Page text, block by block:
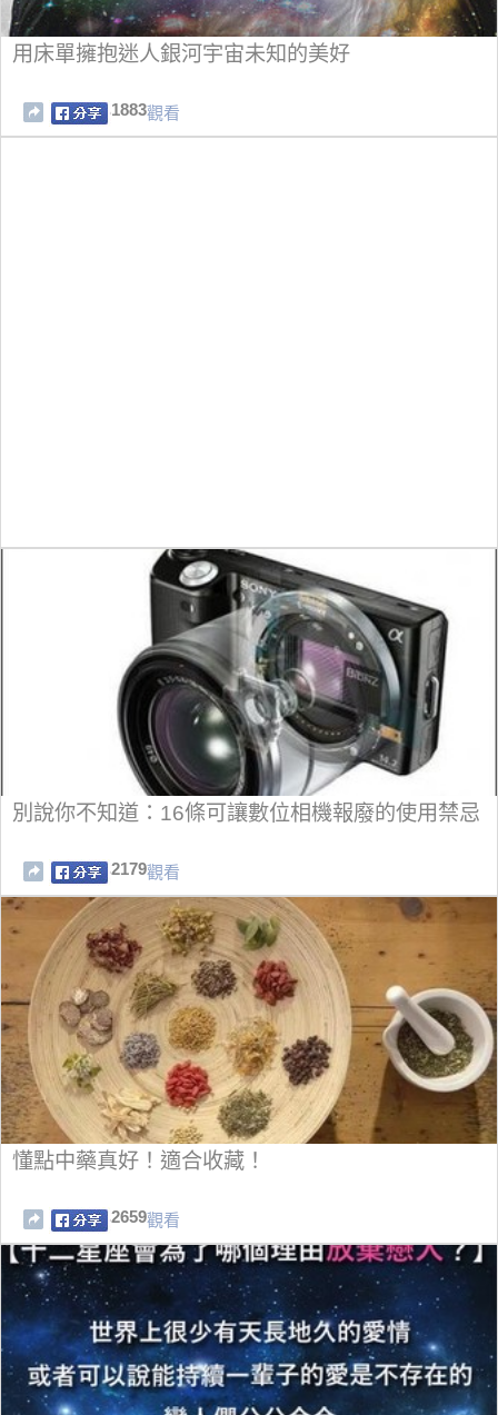
用床單擁抱迷人銀河宇宙未知的美好
1883觀看
別說你不知道：16條可讓數位相機報廢的使用禁忌
2179觀看
懂點中藥真好！適合收藏！
2659觀看